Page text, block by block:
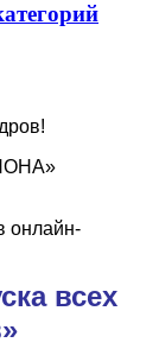
онлайн-
всех
»